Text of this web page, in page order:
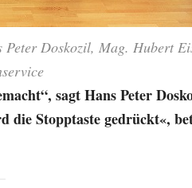
Doskozil, Mag. Hubert
sagt Hans Peter
die Stopptaste gedrückt«,